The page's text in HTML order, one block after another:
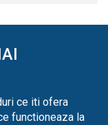
ce iti ofera
functioneaza la